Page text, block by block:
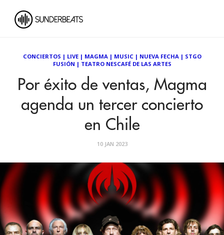
CONCIERTOS | LIVE| MAGMA| MUSIC| NUEVA FECHA| STGO
FUSIÓN | TEATRO NESCAFÉ DE LAS ARTES
Por éxito de ventas, Magma
agenda un tercer concierto
en Chile
10 JAN 2023